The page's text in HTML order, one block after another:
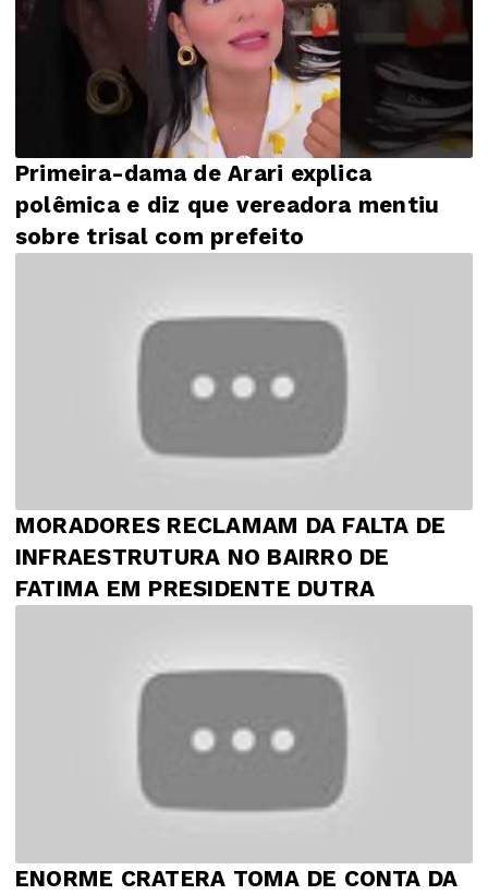
Primeira-dama de Arari explica
polêmica e diz que vereadora mentiu
sobre trisal com prefeito
MORADORES RECLAMAM DA FALTA DE
INFRAESTRUTURA NO BAIRRO DE
FATIMA EM PRESIDENTE DUTRA
ENORME CRATERA TOMA DE CONTA DA